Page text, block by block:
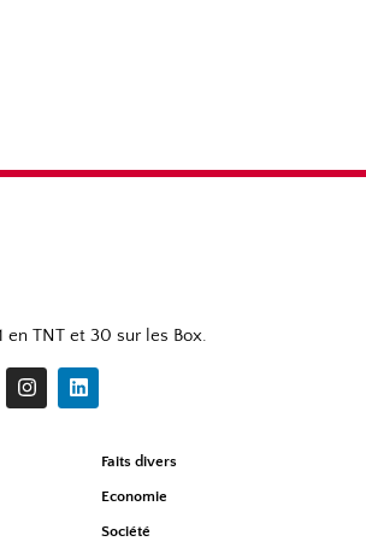
en TNT et 30 sur les Box.
Faits divers
Economie
Société